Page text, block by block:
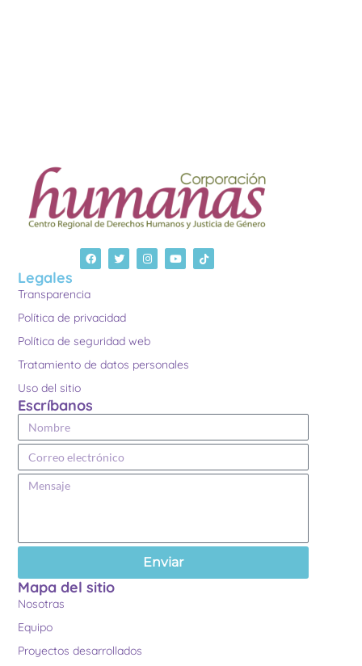
Legales
Transparencia
Política de privacidad
Política de seguridad web
Tratamiento de datos personales
Uso del sitio
Escríbanos
Enviar
Mapa del sitio
Nosotras
Equipo
Proyectos desarrollados